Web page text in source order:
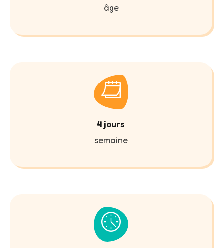
âge
4 jours
semaine